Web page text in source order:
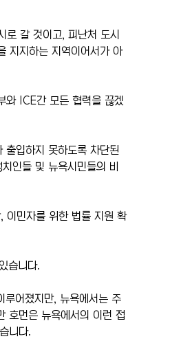
갈 것이고, 피난처 도시
지지하는 지역이어서가 아
와 ICE간 모든 협력을 끊겠
입하지 못하도록 차단된
인들 및 뉴욕시민들의 비
이민자를 위한 법률 지원 확
습니다.
루어졌지만, 뉴욕에서는 주
호먼은 뉴욕에서의 이런 접
니다.